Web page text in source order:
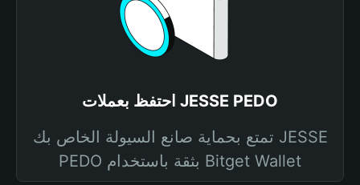
احتفظ بعملات JESSE PEDO
تمتع بحماية صانع السيولة الخاص بك JESSE
PEDO بثقة باستخدام Bitget Wallet